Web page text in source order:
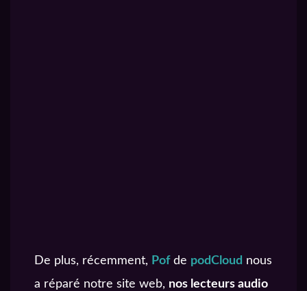
De plus, récemment, Pofde podCloud nous
a réparé notre site web, nos lecteurs audio